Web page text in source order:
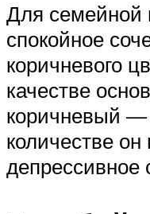
Для семейной
спокойное
коричневого
качестве
коричневый
количестве
депрессивное